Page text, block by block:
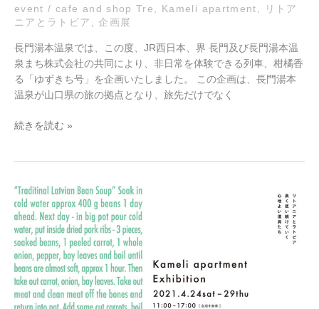
event / cafe and shop Tre , Kameli apartment ,
リトア
ニアとラトビア , 企画展
長門湯本温泉では、この度、JR西日本、界 長門及び長門湯本温
泉まち株式会社の共同により、非日常を体験できる列車、柑橘香
る「ゆずきち号」を企画いたしました。 この企画は、長門湯本
温泉が山口県の旅の拠点となり、旅先だけでなく
続きを読む »
長
門
湯
本
event：
「リ
ト
ア